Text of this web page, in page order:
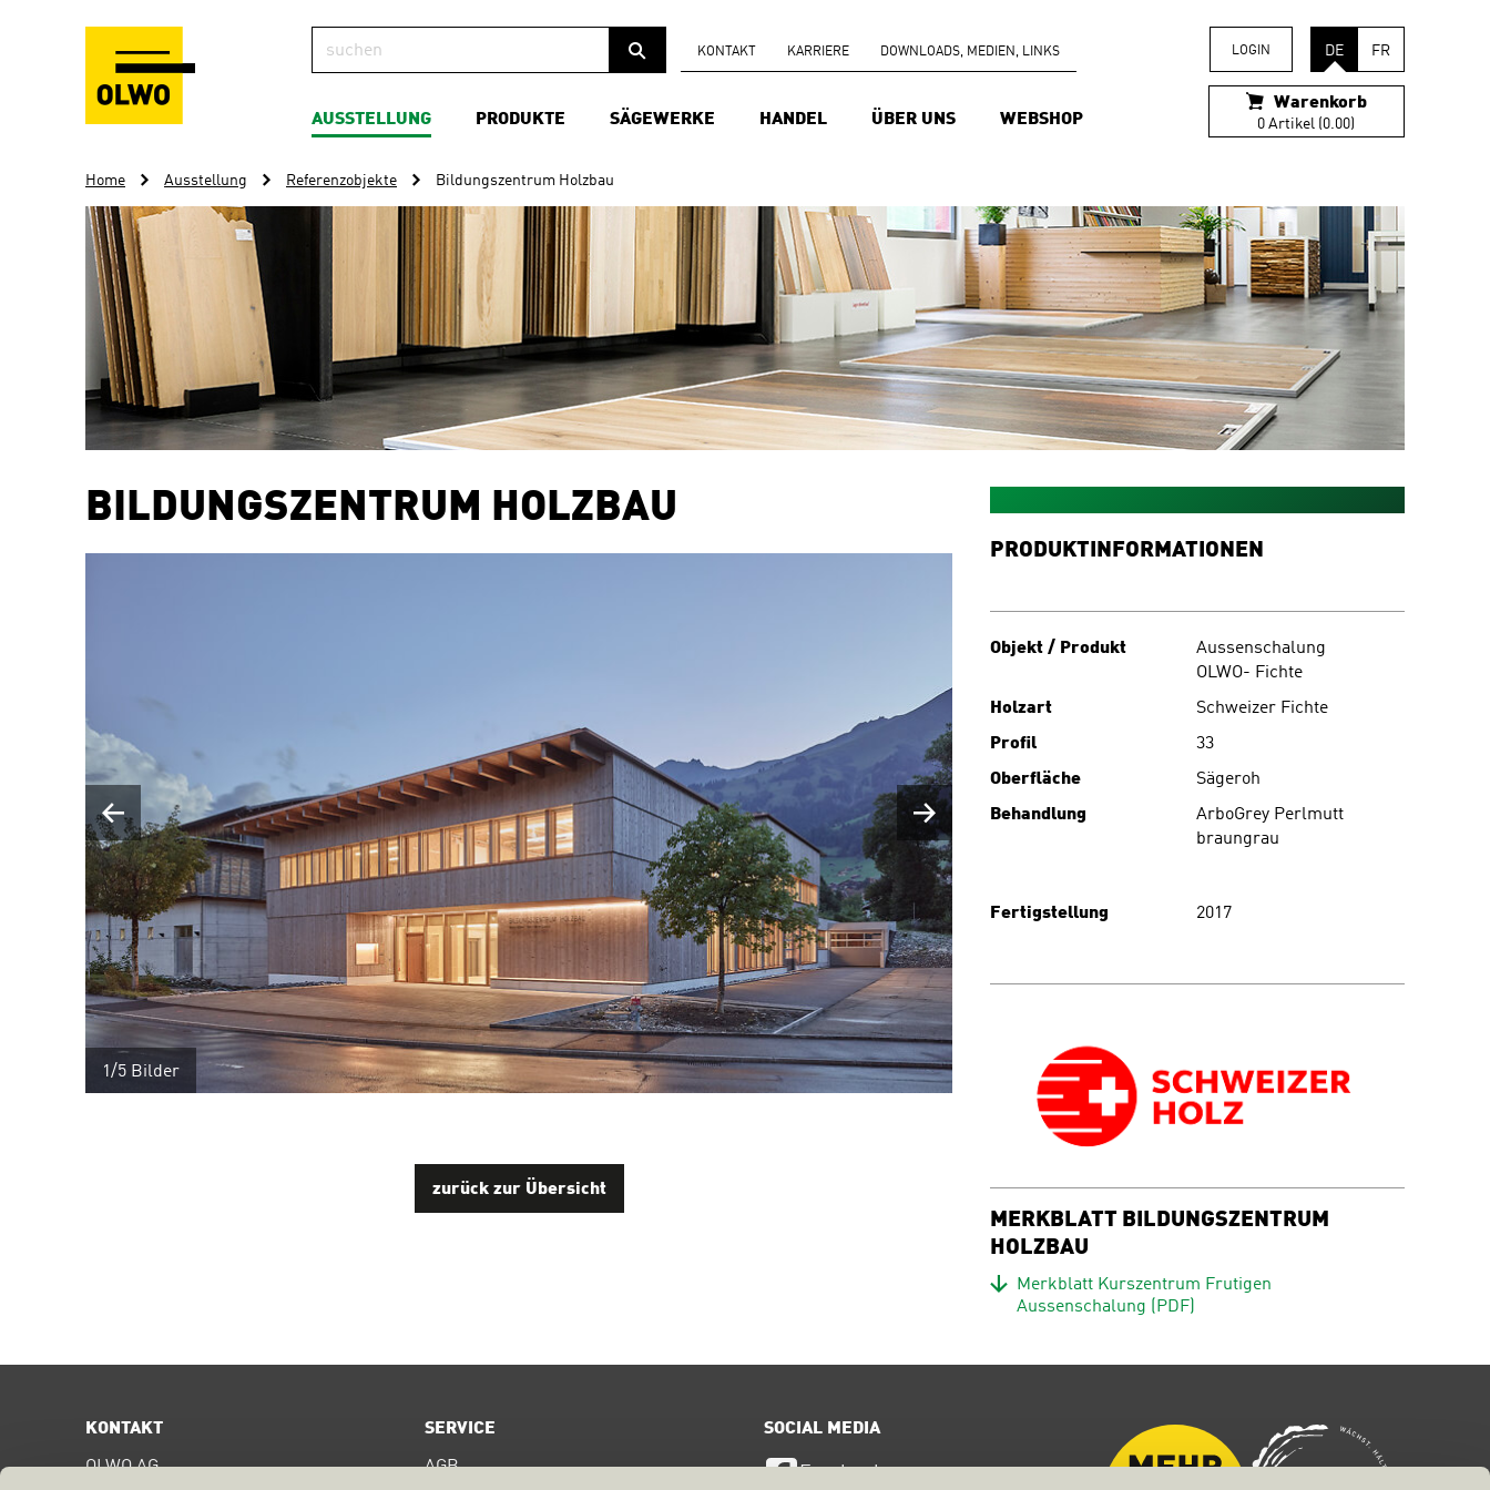
KONTAKT KARRIERE DOWNLOADS, MEDIEN, LINKS DE FR
LOGIN
Warenkorb
0 Artikel (0.00)
AUSSTELLUNG PRODUKTE SÄGEWERKE HANDEL ÜBER UNS WEBSHOP
Home Ausstellung Referenzobjekte Bildungszentrum Holzbau
BILDUNGSZENTRUM HOLZBAU
1/5 Bilder
zurück zur Übersicht
PRODUKTINFORMATIONEN
Objekt / Produkt
Aussenschalung
OLWO- Fichte
Holzart
Schweizer Fichte
Profil
33
Oberfläche
Sägeroh
Behandlung
ArboGrey Perlmutt
braungrau
Fertigstellung 2017
MERKBLATT BILDUNGSZENTRUM
HOLZBAU
Download
Merkblatt Kurszentrum Frutigen
Aussenschalung
(PDF)
KONTAKT
OLWO AG
SERVICE
AGB
SOCIAL MEDIA
Facebook